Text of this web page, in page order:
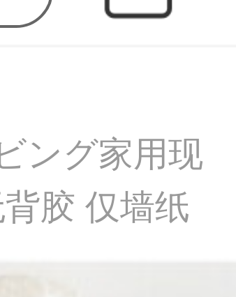
ング家用现
胶 仅墙纸